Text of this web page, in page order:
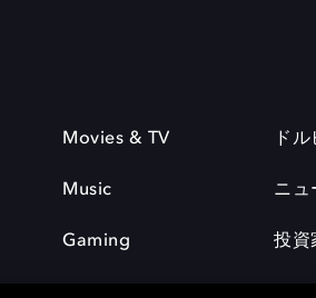
Movies & TV
Music
Gaming
ド
ニュ
投資